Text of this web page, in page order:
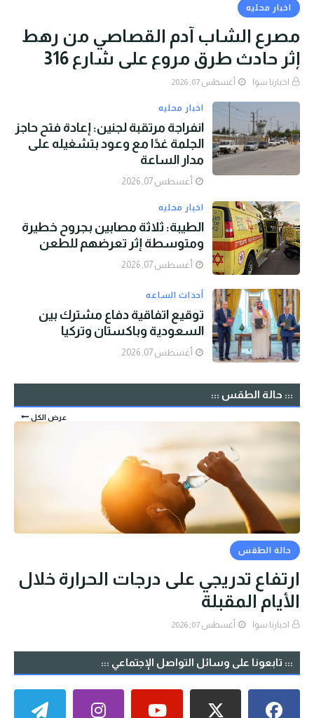
اخبار محليه
مصرع الشاب آدم القصاصي من رهط
إثر حادث طرق مروع على شارع 316
اخبارنا سوا أغسطس 07, 2026
اخبار محليه
انفراجة مرتقبة لجنين: إعادة فتح حاجز
الجلمة غدًا مع وعود بتشغيله على
مدار الساعة
أغسطس 07, 2026
اخبار محليه
الطيبة: ثلاثة مصابين بجروح خطيرة
ومتوسطة إثر تعرضهم للطعن
أغسطس 07, 2026
أحداث الساعه
توقيع اتفاقية دفاع مشترك بين
السعودية وباكستان وتركيا
أغسطس 07, 2026
::: حالة الطقس :::
عرض الكل
حالة الطقس
ارتفاع تدريجي على درجات الحرارة خلال
الأيام المقبلة
اخبارنا سوا أغسطس 07, 2026
::: تابعونا على وسائل التواصل الإجتماعي :::